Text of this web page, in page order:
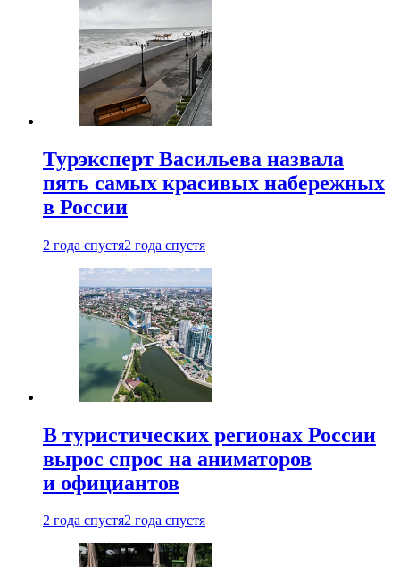
Турэксперт Васильева назвала
пять самых красивых набережных
в России
2 года спустя2 года спустя
В туристических регионах России
вырос спрос на аниматоров
и официантов
2 года спустя2 года спустя